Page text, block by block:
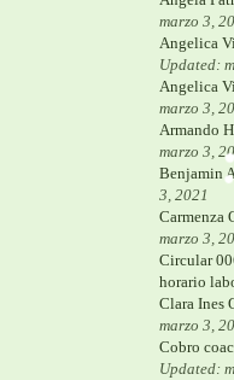
marzo 3,
Angelica
Updated:
Angelica
marzo 3,
Armando
marzo 3,
Benjamin
3, 2021
Carmenza
marzo 3,
Circular
horario
Clara Ines
marzo 3,
Cobro
Updated: